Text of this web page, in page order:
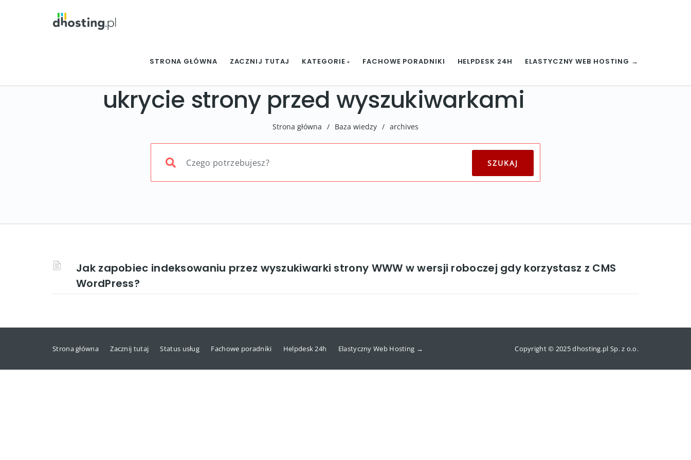
STRONA GŁÓWNA ZACZNIJ TUTAJ KATEGORIE FACHOWE PORADNIKI HELPDESK 24H ELASTYCZNY WEB HOSTING →
ukrycie strony przed wyszukiwarkami
Strona główna / Baza wiedzy / archives
Jak zapobiec indeksowaniu przez wyszukiwarki strony WWW w wersji roboczej gdy korzystasz z CMS
WordPress?
Strona główna Zacznij tutaj Status usług Fachowe poradniki Helpdesk 24h Elastyczny Web Hosting → Copyright © 2025 dhosting.pl Sp. z o.o.